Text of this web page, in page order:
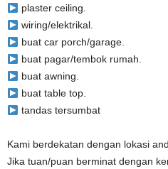
plaster ceiling.
wiring/elektrikal.
buat car porch/garage.
buat pagar/tembok rumah.
buat awning.
buat table top.
tandas tersumbat
Kami berdekatan dengan lokasi
Jika tuan/puan berminat dengan